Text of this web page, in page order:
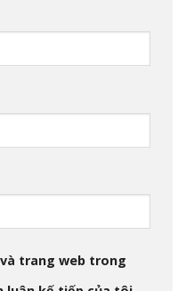
trang web trong